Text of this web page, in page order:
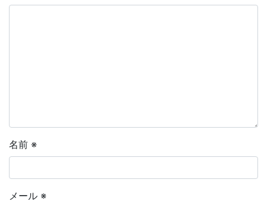
名前 ※
メール ※